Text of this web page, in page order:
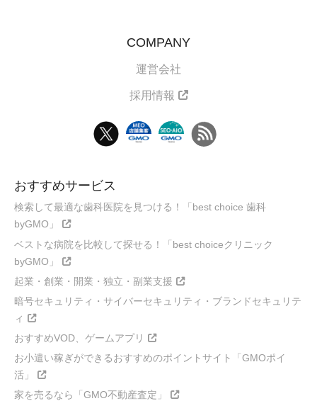
COMPANY
運営会社
採用情報
おすすめサービス
検索して最適な歯科医院を見つける！「best choice 歯科
byGMO」
ベストな病院を比較して探せる！「best choiceクリニック
byGMO」
起業・創業・開業・独立・副業支援
暗号セキュリティ・サイバーセキュリティ・ブランドセキュリテ
ィ
おすすめVOD、ゲームアプリ
お小遣い稼ぎができるおすすめのポイントサイト「GMOポイ
活」
家を売るなら「GMO不動産査定」